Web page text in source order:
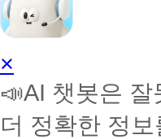
AI
학
습
토
×
📣AI 챗봇은
더 정확한 정